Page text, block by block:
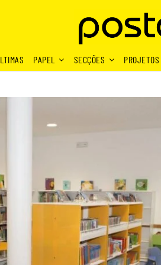
PAPEL SECÇÕES PROJETOS